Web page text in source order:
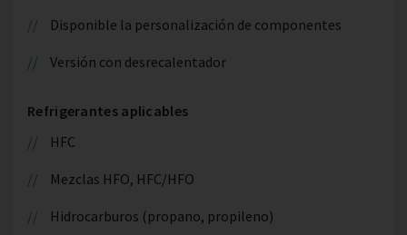
Disponible la personalización de componentes
Versión con desrecalentador
Refrigerantes aplicables
HFC
Mezclas HFO, HFC/HFO
Hidrocarburos (propano, propileno)